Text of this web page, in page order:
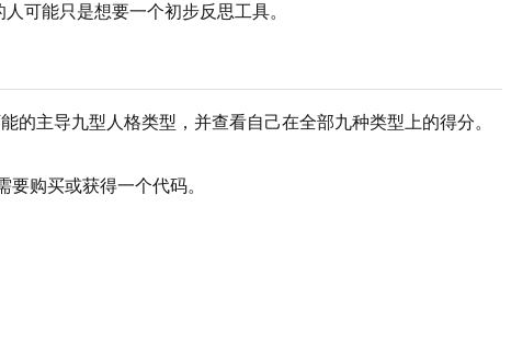
人可能只是想要一个初步反思工具。
能的主导九型人格类型，并查看自己在全部九种类型上的得分。
要购买或获得一个代码。